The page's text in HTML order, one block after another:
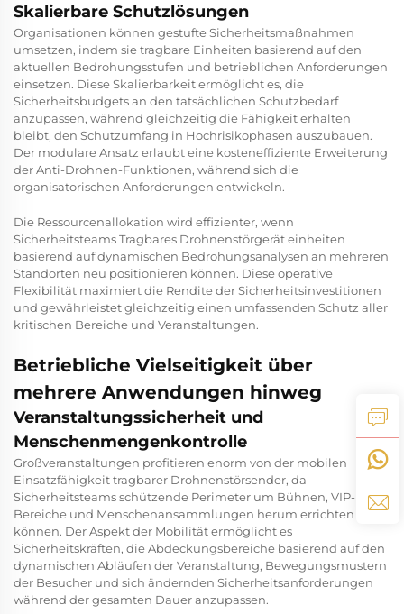
Skalierbare Schutzlösungen
Organisationen können gestufte Sicherheitsmaßnahmen
umsetzen, indem sie tragbare Einheiten basierend auf den
aktuellen Bedrohungsstufen und betrieblichen Anforderungen
einsetzen. Diese Skalierbarkeit ermöglicht es, die
Sicherheitsbudgets an den tatsächlichen Schutzbedarf
anzupassen, während gleichzeitig die Fähigkeit erhalten
bleibt, den Schutzumfang in Hochrisikophasen auszubauen.
Der modulare Ansatz erlaubt eine kosteneffiziente Erweiterung
der Anti-Drohnen-Funktionen, während sich die
organisatorischen Anforderungen entwickeln.
Die Ressourcenallokation wird effizienter, wenn
SicherheitsteamsTragbares Drohnenstörgeräteinheiten
basierend auf dynamischen Bedrohungsanalysen an mehreren
Standorten neu positionieren können. Diese operative
Flexibilität maximiert die Rendite der Sicherheitsinvestitionen
und gewährleistet gleichzeitig einen umfassenden Schutz aller
kritischen Bereiche und Veranstaltungen.
Betriebliche Vielseitigkeit über
mehrere Anwendungen hinweg
Veranstaltungssicherheit und
Menschenmengenkontrolle
Großveranstaltungen profitieren enorm von der mobilen
Einsatzfähigkeit tragbarer Drohnenstörsender, da
Sicherheitsteams schützende Perimeter um Bühnen, VIP-
Bereiche und Menschenansammlungen herum errichten
können. Der Aspekt der Mobilität ermöglicht es
Sicherheitskräften, die Abdeckungsbereiche basierend auf den
dynamischen Abläufen der Veranstaltung, Bewegungsmustern
der Besucher und sich ändernden Sicherheitsanforderungen
während der gesamten Dauer anzupassen.